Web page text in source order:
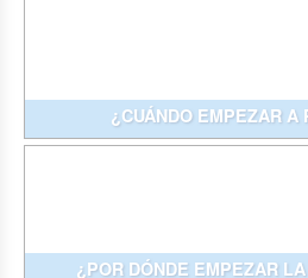
¿CUÁNDO EMPEZAR A
¿POR DÓNDE EMPEZAR